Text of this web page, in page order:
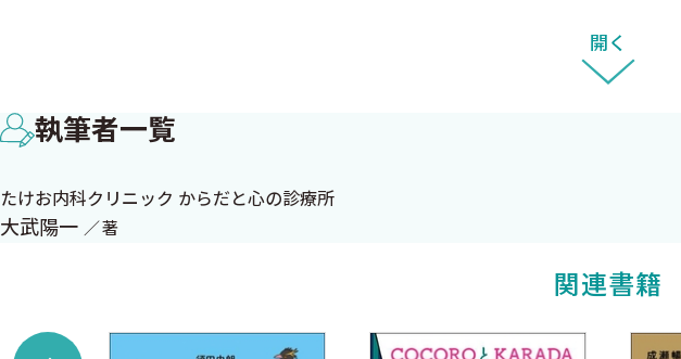
心療内科の治療は多角的かつ包括的です。本書では、薬物療法や漢方薬に加え
認知行動療法（CBT）、自律訓練法、マインドフルネス、そして基本的な支持的
ることで、最大の効果を引き出すことを目指しています。
さらに本書では、心療内科の診療における多職種連携の重要性を繰り返し述べ
患者を支えることの重要性が本書全体を貫いています。また、未来の可能性とし
り、個別化された医療提供への期待が示唆されています。
管理してより質の高い人生を送るための支援です。このプロセスは、患者が自己
とを目指す、段階的なアプローチとして説明されています。
コラム3 公認心理師が医療現場で活躍するには？
第2章 よく出会う心療内科の病気
section 1 過敏性腸症候群
section 4 肥満症
開く
執筆者一覧
たけお内科クリニック からだと心の診療所
大武陽一 著
関連書籍